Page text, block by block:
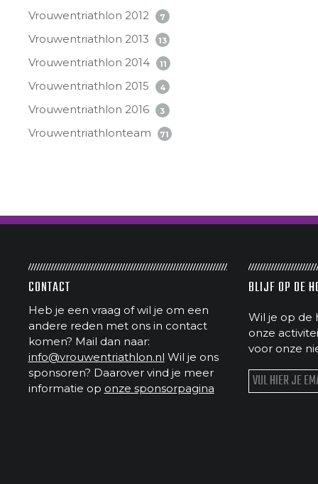
Vrouwentriathlon 2012 7
Vrouwentriathlon 2013 13
Vrouwentriathlon 2014 11
Vrouwentriathlon 2015 4
Vrouwentriathlon 2016 3
Vrouwentriathlonteam 71
CONTACT
Heb je een vraag of wil je om een
andere reden met ons in contact
komen? Mail dan naar:
info@vrouwentriathlon.nl Wil je ons
sponsoren? Daarover vind je meer
informatie op onze sponsorpagina
BLIJF OP DE
Wil je op de
onze
voor onze